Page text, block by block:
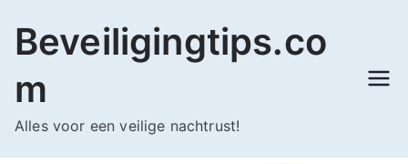
naar
inhoud
Beveiligingtips.co
m
Alles voor een veilige nachtrust!